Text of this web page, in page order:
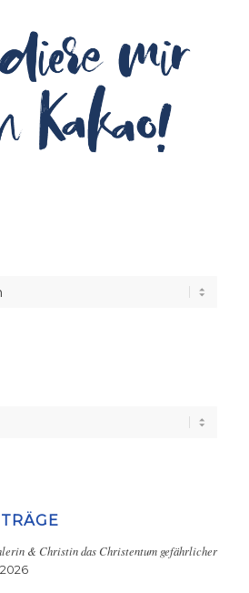
& Christin das Christentum gefährlicher